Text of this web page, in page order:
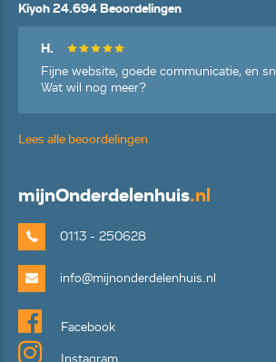
Kiyoh 24.694 Beoordelingen
H.
Fijne website, goede communicatie, en
Wat wil nog meer?
Lees alle beoordelingen
mijnOnderdelenhuis.nl
0113 - 250628
info@mijnonderdelenhuis.nl
Facebook